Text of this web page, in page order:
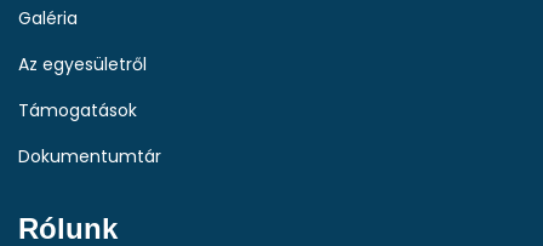
Galéria
Az egyesületről
Támogatások
Dokumentumtár
Rólunk